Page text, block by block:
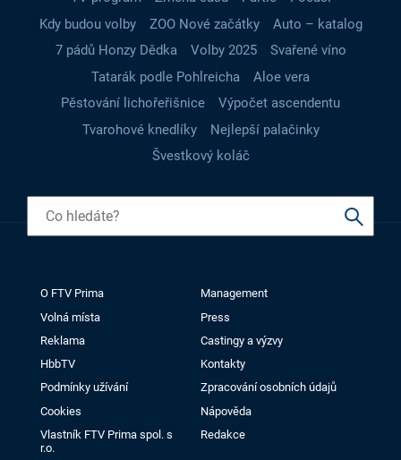
Kdy budou volby
ZOO Nové začátky
Auto – katalog
7 pádů Honzy Dědka
Volby 2025
Svařené víno
Tatarák podle Pohlreicha
Aloe vera
Pěstování lichořeřišnice
Výpočet ascendentu
Tvarohové knedlíky
Nejlepší palačinky
Švestkový koláč
O FTV Prima
Management
Volná místa
Press
Reklama
Castingy a výzvy
HbbTV
Kontakty
Podmínky užívání
Zpracování osobních údajů
Cookies
Nápověda
Vlastník FTV Prima spol. s
r.o.
Redakce